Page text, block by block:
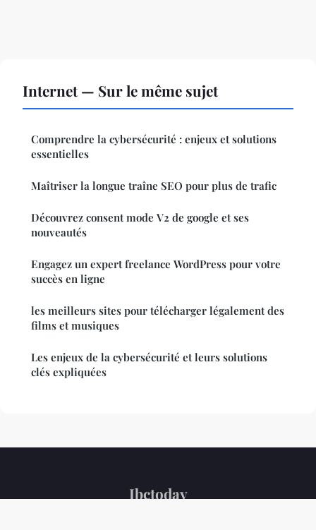
Internet — Sur le même sujet
Comprendre la cybersécurité : enjeux et solutions
essentielles
Maîtriser la longue traîne SEO pour plus de trafic
Découvrez consent mode V2 de google et ses
nouveautés
Engagez un expert freelance WordPress pour votre
succès en ligne
les meilleurs sites pour télécharger légalement des
films et musiques
Les enjeux de la cybersécurité et leurs solutions
clés expliquées
Ibctoday